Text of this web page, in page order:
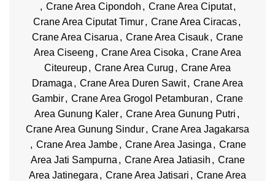
, Crane Area Cipondoh , Crane Area Ciputat ,
Crane Area Ciputat Timur, Crane Area Ciracas,
Crane Area Cisarua , Crane Area Cisauk, Crane
Area Ciseeng , Crane Area Cisoka , Crane Area
Citeureup, Crane Area Curug , Crane Area
Dramaga , Crane Area Duren Sawit, Crane Area
Gambir, Crane Area Grogol Petamburan , Crane
Area Gunung Kaler, Crane Area Gunung Putri ,
Crane Area Gunung Sindur, Crane Area Jagakarsa
, Crane Area Jambe, Crane Area Jasinga , Crane
Area Jati Sampurna , Crane Area Jatiasih , Crane
Area Jatinegara , Crane Area Jatisari , Crane Area